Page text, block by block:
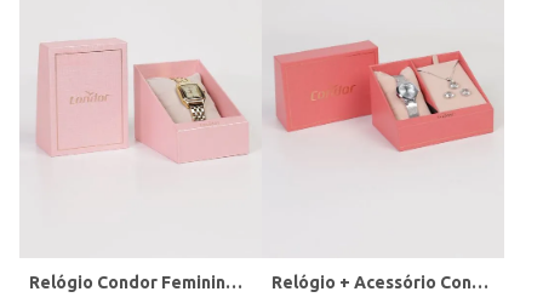
Relógio Condor Feminino DOURADO Relógio + Acessório Condor Feminino PRATA